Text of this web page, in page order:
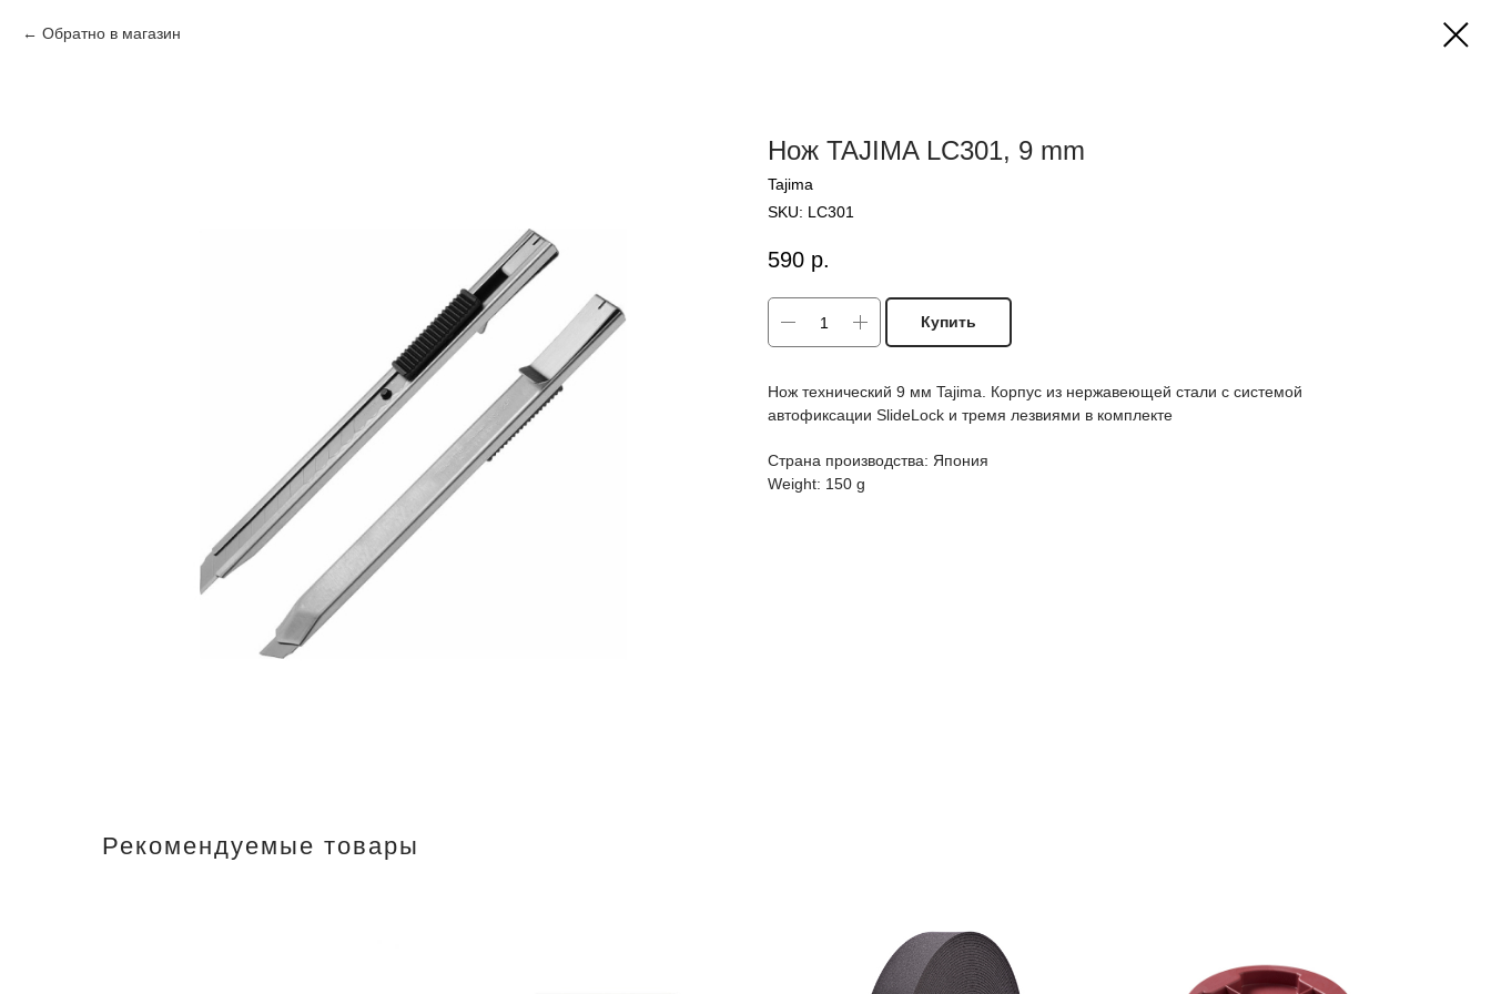
Обратно в магазин
Нож TAJIMA LC301, 9 mm
Tajima
SKU: LC301
590 р.
Купить
Нож технический 9 мм Tajima. Корпус из нержавеющей стали с системой
автофиксации SlideLock и тремя лезвиями в комплекте
Страна производства: Япония
Weight: 150 g
Рекомендуемые товары